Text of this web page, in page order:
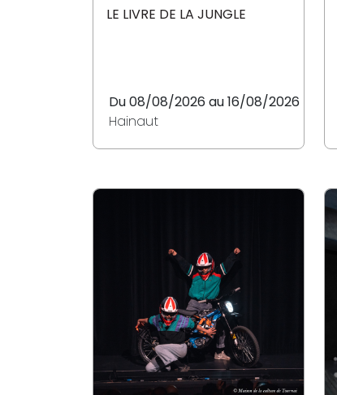
LE LIVRE DE LA JUNGLE
Du 08/08/2026 au 16/08/2026
Hainaut